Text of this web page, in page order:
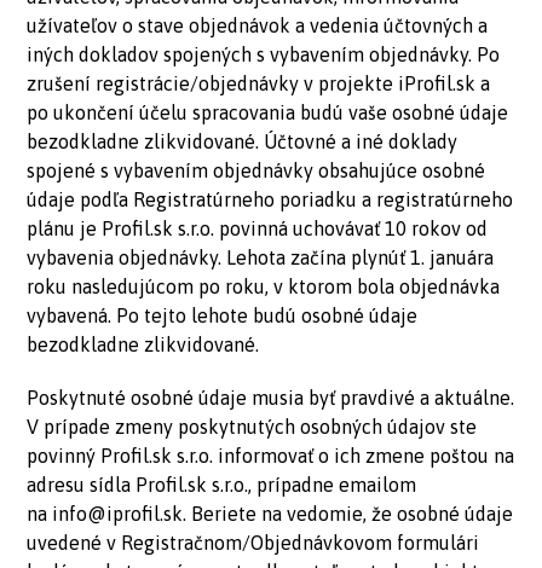
užívateľov o stave objednávok a vedenia účtovných a
iných dokladov spojených s vybavením objednávky. Po
zrušení registrácie/objednávky v projekte iProfil.sk a
po ukončení účelu spracovania budú vaše osobné údaje
bezodkladne zlikvidované. Účtovné a iné doklady
spojené s vybavením objednávky obsahujúce osobné
údaje podľa Registratúrneho poriadku a registratúrneho
plánu je Profil.sk s.r.o. povinná uchovávať 10 rokov od
vybavenia objednávky. Lehota začína plynúť 1. januára
roku nasledujúcom po roku, v ktorom bola objednávka
vybavená. Po tejto lehote budú osobné údaje
bezodkladne zlikvidované.
Poskytnuté osobné údaje musia byť pravdivé a aktuálne.
V prípade zmeny poskytnutých osobných údajov ste
povinný Profil.sk s.r.o. informovať o ich zmene poštou na
adresu sídla Profil.sk s.r.o., prípadne emailom
na info@iprofil.sk. Beriete na vedomie, že osobné údaje
uvedené v Registračnom/Objednávkovom formulári